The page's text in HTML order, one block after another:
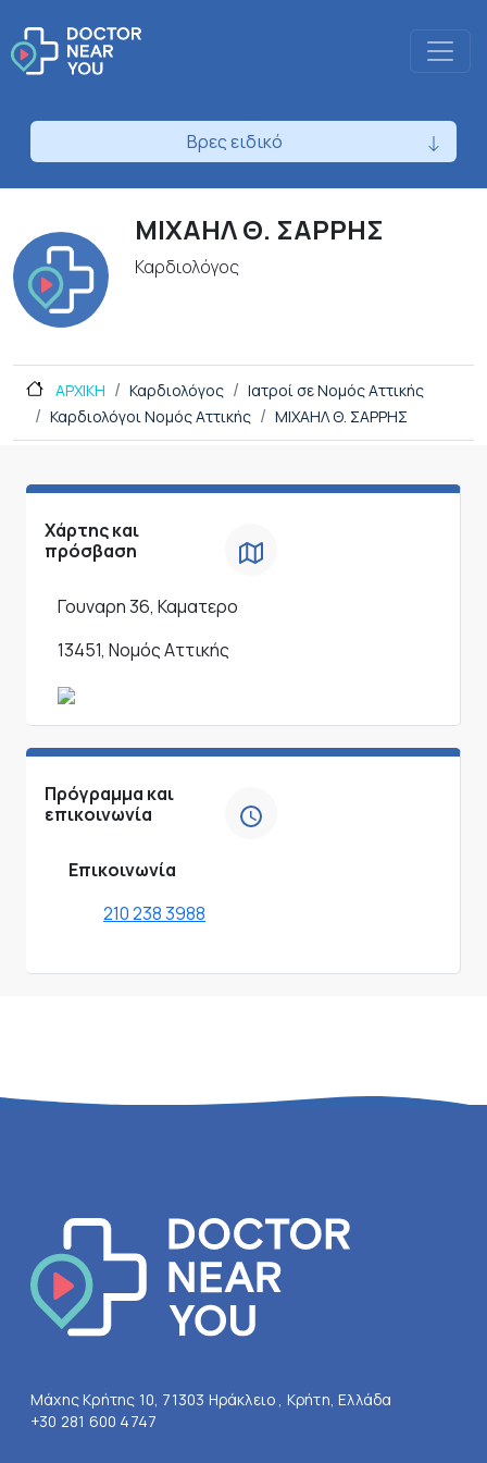
Βρες ειδικό
ΜΙΧΑΗΛ Θ. ΣΑΡΡΗΣ
Καρδιολόγος
ΑΡΧΙΚΗ Καρδιολόγος
Ιατροί σε Νομός Αττικής
Καρδιολόγοι Νομός Αττικής
ΜΙΧΑΗΛ Θ. ΣΑΡΡΗΣ
Χάρτης και
πρόσβαση
Γουναρη 36, Καματερο
13451, Νομός Αττικής
Πρόγραμμα και
επικοινωνία
Επικοινωνία
210 238 3988
Μάχης Κρήτης 10, 71303 Ηράκλειο , Κρήτη, Ελλάδα
+30 281 600 4747